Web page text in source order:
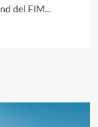
del FIM...